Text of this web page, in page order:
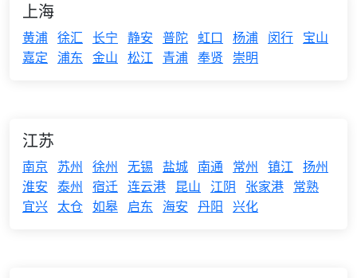
上海
黄浦 徐汇 长宁 静安 普陀 虹口 杨浦 闵行 宝山
嘉定 浦东 金山 松江 青浦 奉贤 崇明
江苏
南京 苏州 徐州 无锡 盐城 南通 常州 镇江 扬州
淮安 泰州 宿迁 连云港 昆山 江阴 张家港 常熟
宜兴 太仓 如皋 启东 海安 丹阳 兴化